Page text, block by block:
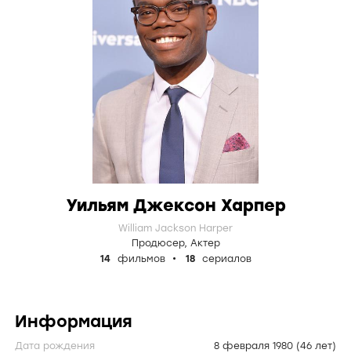
Уильям Джексон Харпер
William Jackson Harper
Продюсер, Актер
14
фильмов 18 сериалов
Информация
Дата рождения 8 февраля 1980 (46 лет)